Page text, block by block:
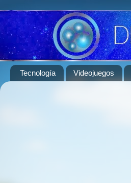
Tecnología Videojuegos